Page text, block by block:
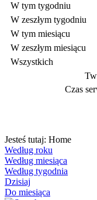
W tym tygodniu
W zeszłym tygodniu
W tym miesiącu
W zeszłym miesiącu
Wszystkich
Czas
Jesteś tutaj: Home
Według roku
Według miesiąca
Według tygodnia
Dzisiaj
Do miesiąca